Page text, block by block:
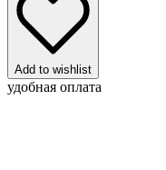
Add to wishlist
удобная оплата